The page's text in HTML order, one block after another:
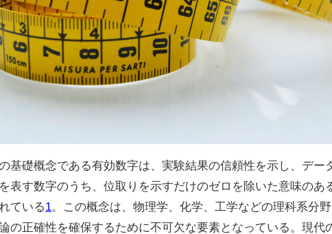
基礎概念である有効数字は、実験結果の信頼性を示し、デ
表す数字のうち、位取りを示すだけのゼロを除いた意味の
ている1
。この概念は、物理学、化学、工学などの理科系分
の正確性を確保するために不可欠な要素となっている。現代